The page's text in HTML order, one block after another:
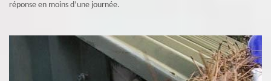
réponse en moins d’une journée.